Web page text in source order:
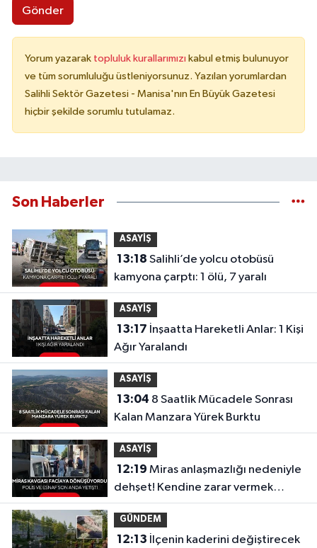
Gönder
Yorum yazarak topluluk kurallarımızı kabul etmiş bulunuyor
ve tüm sorumluluğu üstleniyorsunuz. Yazılan yorumlardan
Salihli Sektör Gazetesi - Manisa'nın En Büyük Gazetesi
hiçbir şekilde sorumlu tutulamaz.
Son Haberler
ASAYİŞ
13:18
kamyona çarptı: 1 ölü, 7 yaralı
ASAYİŞ
13:17
Ağır Yaralandı
ASAYİŞ
13:04
Kalan Manzara Yürek Burktu
ASAYİŞ
12:19
dehşet! Kendine zarar vermek
isterken son anda kurtarıldı
GÜNDEM
12:13